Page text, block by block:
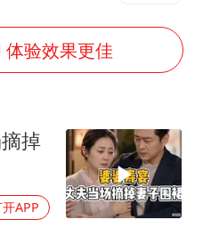
不关空调 电费会更低吗
设得更加坚强有力
村民谈“梅姨”：叫的其实是“媒姨”
老床位“三连降”
贵州轮胎子公司获美国退税8136万
验效果更佳
掉
APP